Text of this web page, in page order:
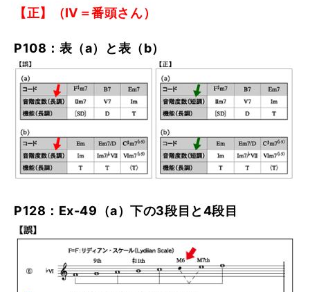
【正】（Ⅳ＝番頭さん）
P108：表（a）と表（b）
P128：Ex-49（a）下の3段目と4段目